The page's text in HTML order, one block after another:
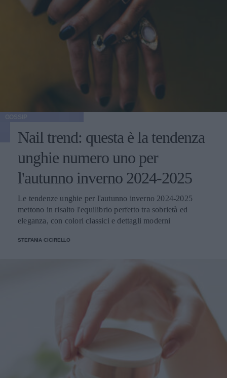
Nail trend: questa è la tendenza
unghie numero uno per
l'autunno inverno 2024-2025
Le tendenze unghie per l'autunno inverno 2024-2025
mettono in risalto l'equilibrio perfetto tra sobrietà ed
eleganza, con colori classici e dettagli moderni
STEFANIA CICIRELLO